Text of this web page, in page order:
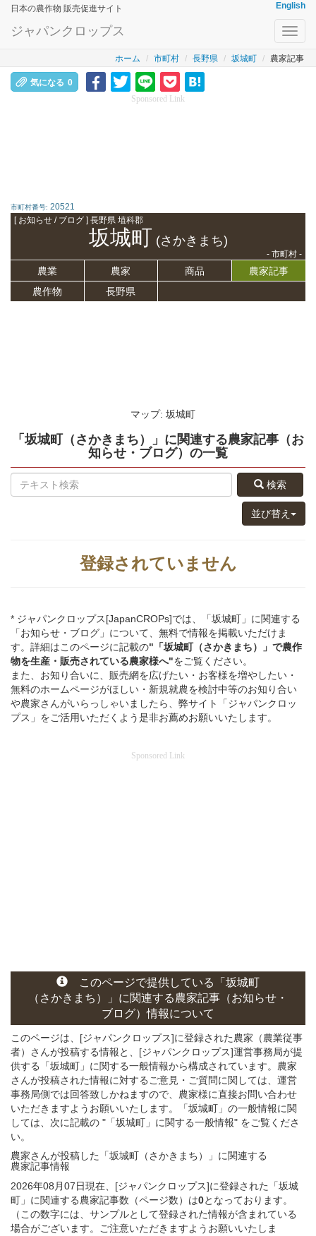
日本の農作物 販売促進サイト English
ジャパンクロップス
ホーム 市町村 長野県 坂城町 農家記事
気になる 0
Sponsored Link
市町村番号: 20521
[ お知らせ / ブログ ] 長野県 埴科郡
坂城町 (さかきまち)
- 市町村 -
農業 農家 商品
農家記事
農作物
長野県
マップ: 坂城町
「坂城町（さかきまち）」 に関連する農家記事（お
知らせ・ブログ） の一覧
検索
並び替え
登録されていません
* ジャパンクロップス[JapanCROPs]では、「坂城町」に関連する
「お知らせ・ブログ」について、無料で情報を掲載いただけま
す。詳細はこのページに記載の"「坂城町（さかきまち）」 で農作
物を生産・販売されている農家様へ"をご覧ください。
また、お知り合いに、販売網を広げたい・お客様を増やしたい・
無料のホームページがほしい・新規就農を検討中等のお知り合い
や農家さんがいらっしゃいましたら、弊サイト「ジャパンクロッ
プス」をご活用いただくよう是非お薦めお願いいたします。
Sponsored Link
このページで提供している
「坂城町
（さかきまち）」 に関連する農家記事（お知らせ・
ブログ）情報について
このページは、[ジャパンクロップス]に登録された農家（農業従事
者）さんが投稿する情報と、[ジャパンクロップス]運営事務局が提
供する「坂城町」に関する一般情報から構成されています。農家
さんが投稿された情報に対するご意見・ご質問に関しては、運営
事務局側では回答致しかねますので、農家様に直接お問い合わせ
いただきますようお願いいたします。「坂城町」の一般情報に関
しては、次に記載の "「坂城町」に関する一般情報" をご覧くださ
い。
農家さんが投稿した「坂城町（さかきまち）」 に関連する
農家記事情報
2026年08月07日現在、[ジャパンクロップス]に登録された「坂城
町」に関連する農家記事数（ページ数）は0となっております。
（この数字には、サンプルとして登録された情報が含まれている
場合がございます。ご注意いただきますようお願いいたしま